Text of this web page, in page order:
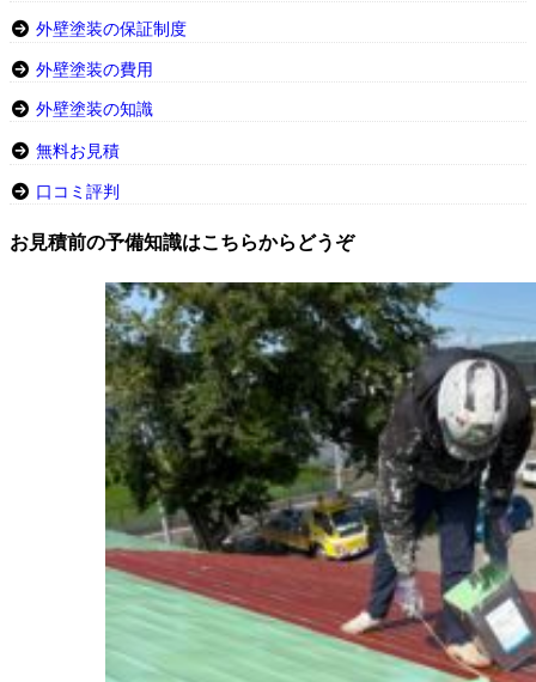
外壁塗装の保証制度
外壁塗装の費用
外壁塗装の知識
無料お見積
口コミ評判
お見積前の予備知識はこちらからどうぞ